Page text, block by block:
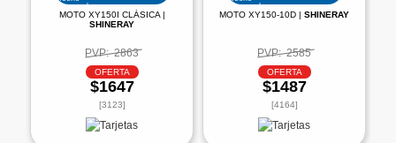
MOTO XY150I CLÁSICA |
SHINERAY
PVP: 2863
OFERTA
$1647
[3123]
MOTO XY150-10D | SHINERAY
PVP: 2585
OFERTA
$1487
[4164]